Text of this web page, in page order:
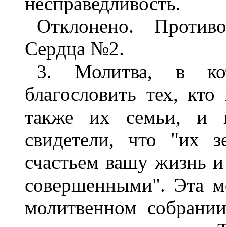
Отклонено.
Сердца №2.
3. Молитва, в
благословить тех,
также их семьи, и
свидетели, что "их
счастьем вашу жизнь
совершенными". Эта
молитвенном